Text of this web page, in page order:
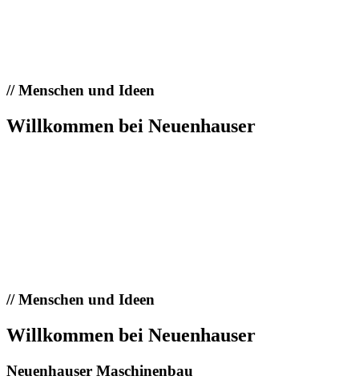
//Menschen und Ideen
Willkommen bei Neuenhauser
//Menschen und Ideen
Willkommen bei Neuenhauser
Neuenhauser Maschinenbau